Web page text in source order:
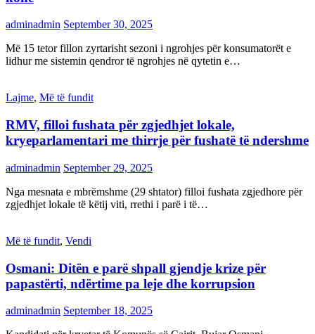
adminadmin September 30, 2025
Më 15 tetor fillon zyrtarisht sezoni i ngrohjes për konsumatorët e
lidhur me sistemin qendror të ngrohjes në qytetin e…
Lajme, Më të fundit
RMV, filloi fushata për zgjedhjet lokale,
kryeparlamentari me thirrje për fushatë të ndershme
adminadmin September 29, 2025
Nga mesnata e mbrëmshme (29 shtator) filloi fushata zgjedhore për
zgjedhjet lokale të këtij viti, rrethi i parë i të…
Më të fundit, Vendi
Osmani: Ditën e parë shpall gjendje krize për
papastërti, ndërtime pa leje dhe korrupsion
adminadmin September 18, 2025